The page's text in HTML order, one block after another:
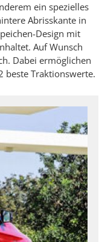
ein spezielles
Abrisskante in
Design mit
Auf Wunsch
Dabei ermöglichen
beste Traktionswerte.